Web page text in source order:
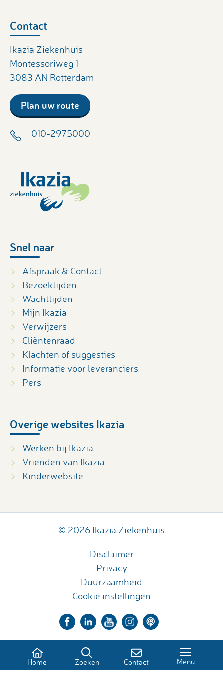
Contact
Ikazia Ziekenhuis
Montessoriweg 1
3083 AN Rotterdam
Plan uw route
010-2975000
Snel naar
Afspraak & Contact
Bezoektijden
Wachttijden
Mijn Ikazia
Verwijzers
Cliëntenraad
Klachten of suggesties
Informatie voor leveranciers
Pers
Overige websites Ikazia
Werken bij Ikazia
Vrienden van Ikazia
Kinderwebsite
© 2026 Ikazia Ziekenhuis
Disclaimer
Privacy
Duurzaamheid
Cookie instellingen
Home Zoeken Contact Menu